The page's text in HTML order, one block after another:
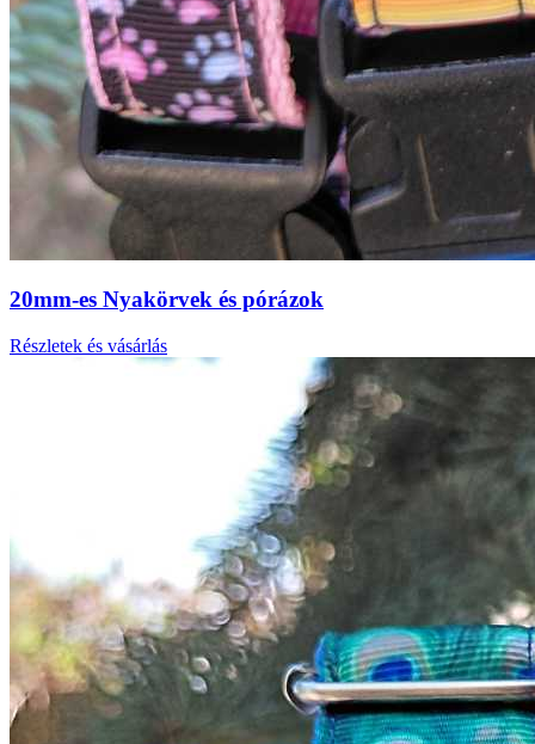
20mm-es Nyakörvek és pórázok
Részletek és vásárlás